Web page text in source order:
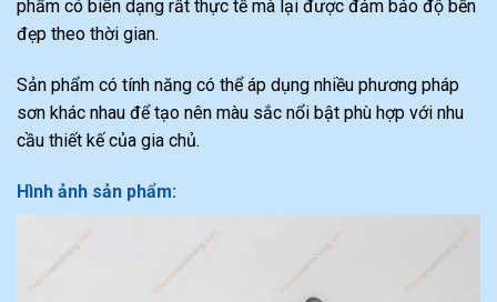
phẩm có biên dạng rất thực tế mà lại được đảm bảo độ bền
đẹp theo thời gian.
Sản phẩm có tính năng có thể áp dụng nhiều phương pháp
sơn khác nhau để tạo nên màu sắc nổi bật phù hợp với nhu
cầu thiết kế của gia chủ.
Hình ảnh sản phẩm: